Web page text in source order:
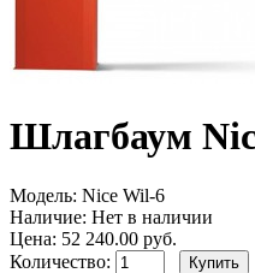
Шлагбаум
Модель: Nice Wil-6
Наличие: Нет в наличии
Цена: 52 240.00 руб.
Количество: